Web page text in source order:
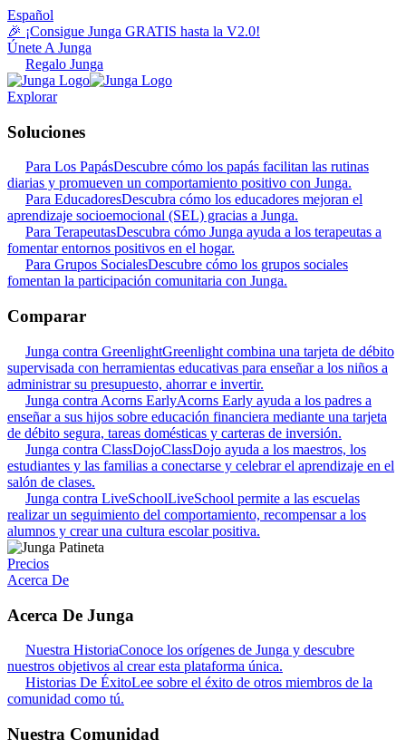
Español
🎉 ¡Consigue Junga GRATIS hasta la V2.0!
Únete A Junga
Regalo Junga
Explorar
Soluciones
Para Los PapásDescubre cómo los papás facilitan las rutinas
diarias y promueven un comportamiento positivo con Junga.
Para EducadoresDescubra cómo los educadores mejoran el
aprendizaje socioemocional (SEL) gracias a Junga.
Para TerapeutasDescubra cómo Junga ayuda a los terapeutas a
fomentar entornos positivos en el hogar.
Para Grupos SocialesDescubre cómo los grupos sociales
fomentan la participación comunitaria con Junga.
Comparar
Junga contra GreenlightGreenlight combina una tarjeta de débito
supervisada con herramientas educativas para enseñar a los niños a
administrar su presupuesto, ahorrar e invertir.
Junga contra Acorns EarlyAcorns Early ayuda a los padres a
enseñar a sus hijos sobre educación financiera mediante una tarjeta
de débito segura, tareas domésticas y carteras de inversión.
Junga contra ClassDojoClassDojo ayuda a los maestros, los
estudiantes y las familias a conectarse y celebrar el aprendizaje en el
salón de clases.
Junga contra LiveSchoolLiveSchool permite a las escuelas
realizar un seguimiento del comportamiento, recompensar a los
alumnos y crear una cultura escolar positiva.
Precios
Acerca De
Acerca De Junga
Nuestra HistoriaConoce los orígenes de Junga y descubre
nuestros objetivos al crear esta plataforma única.
Historias De ÉxitoLee sobre el éxito de otros miembros de la
comunidad como tú.
Nuestra Comunidad